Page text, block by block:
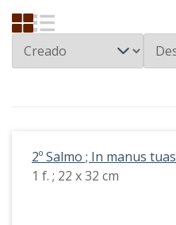
2º Salmo ; In manus tuas
1 f. ; 22 x 32 cm